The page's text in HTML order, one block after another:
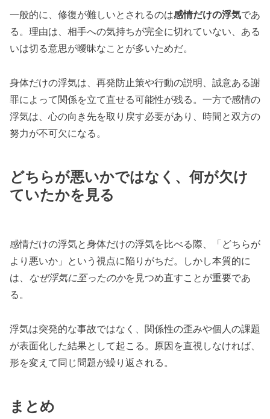
一般的に、修復が難しいとされるのは感情だけの浮気であ
る。理由は、相手への気持ちが完全に切れていない、ある
いは切る意思が曖昧なことが多いためだ。
身体だけの浮気は、再発防止策や行動の説明、誠意ある謝
罪によって関係を立て直せる可能性が残る。一方で感情の
浮気は、心の向き先を取り戻す必要があり、時間と双方の
努力が不可欠になる。
どちらが悪いかではなく、何が欠け
ていたかを見る
感情だけの浮気と身体だけの浮気を比べる際、「どちらが
より悪いか」という視点に陥りがちだ。しかし本質的に
は、 なぜ浮気に至ったのかを見つめ直すことが重要であ
る。
浮気は突発的な事故ではなく、関係性の歪みや個人の課題
が表面化した結果として起こる。原因を直視しなければ、
形を変えて同じ問題が繰り返される。
まとめ